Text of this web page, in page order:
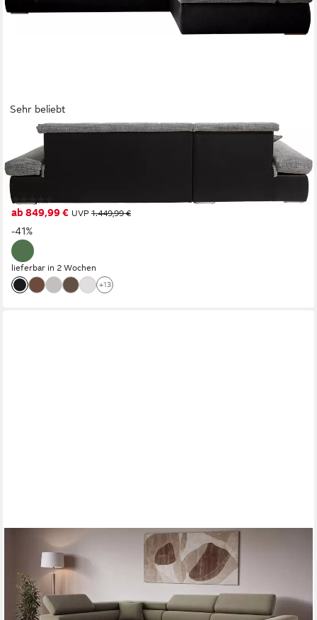
Sehr beliebt
DOMO COLLECTION
Ecksofa MORIC 300x172 cm, XXL-Sofa mit viel Platz, L-Form,
auch in Cord, wahlweise mit Bettfunktion und Armteilverstellung,
ab 849,99 € UVP 1.449,99 €
-41%
lieferbar in 2 Wochen
+13